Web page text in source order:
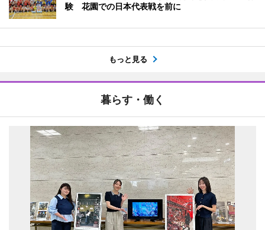
験 花園での日本代表戦を前に
もっと見る
暮らす・働く